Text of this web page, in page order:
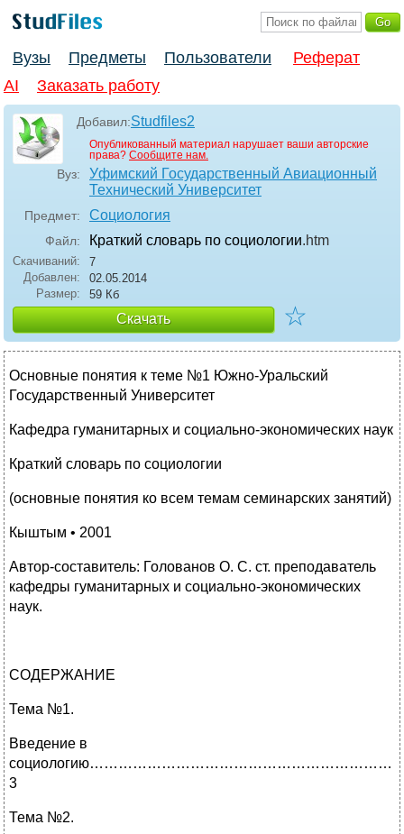
Вузы Предметы Пользователи
Реферат
AI
Заказать работу
Добавил:Studfiles2
Опубликованный материал нарушает ваши авторские
права? Сообщите нам.
Вуз:
Уфимский Государственный Авиационный
Технический Университет
Предмет: Социология
Файл: Краткий словарь по социологии.htm
Скачиваний:
7
Добавлен:
02.05.2014
Размер:
59 Кб
Скачать ☆
Основные понятия к теме №1 Южно-Уральский
Государственный Университет
Кафедра гуманитарных и социально-экономических наук
Краткий словарь по социологии
(основные понятия ко всем темам семинарских занятий)
Кыштым • 2001
Автор-составитель: Голованов О. С. ст. преподаватель
кафедры гуманитарных и социально-экономических
наук.
СОДЕРЖАНИЕ
Тема №1.
Введение в
социологию………………………………………………………
3
Тема №2.